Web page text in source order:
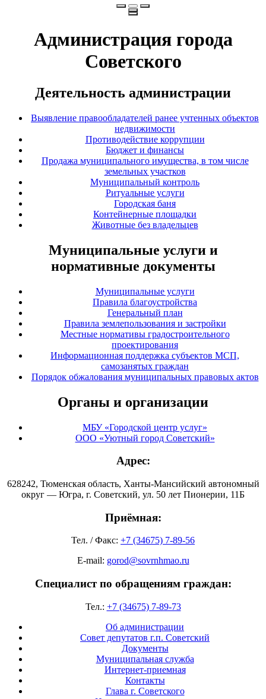
Администрация города
Советского
Деятельность администрации
Выявление правообладателей ранее учтенных объектов
недвижимости
Противодействие коррупции
Бюджет и финансы
Продажа муниципального имущества, в том числе
земельных участков
Муниципальный контроль
Ритуальные услуги
Городская баня
Контейнерные площадки
Животные без владельцев
Муниципальные услуги и
нормативные документы
Муниципальные услуги
Правила благоустройства
Генеральный план
Правила землепользования и застройки
Местные нормативы градостроительного
проектирования
Информационная поддержка субъектов МСП,
самозанятых граждан
Порядок обжалования муниципальных правовых актов
Органы и организации
МБУ «Городской центр услуг»
ООО «Уютный город Советский»
Адрес:
628242, Тюменская область, Ханты-Мансийский автономный
округ — Югра, г. Советский, ул. 50 лет Пионерии, 11Б
Приёмная:
Тел. / Факс: +7 (34675) 7-89-56
E-mail: gorod@sovrnhmao.ru
Специалист по обращениям граждан:
Тел.: +7 (34675) 7-89-73
Об администрации
Совет депутатов г.п. Советский
Документы
Муниципальная служба
Интернет-приемная
Контакты
Глава г. Советского